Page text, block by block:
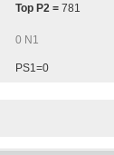
Top P2 = 781
0 N1
PS1=0